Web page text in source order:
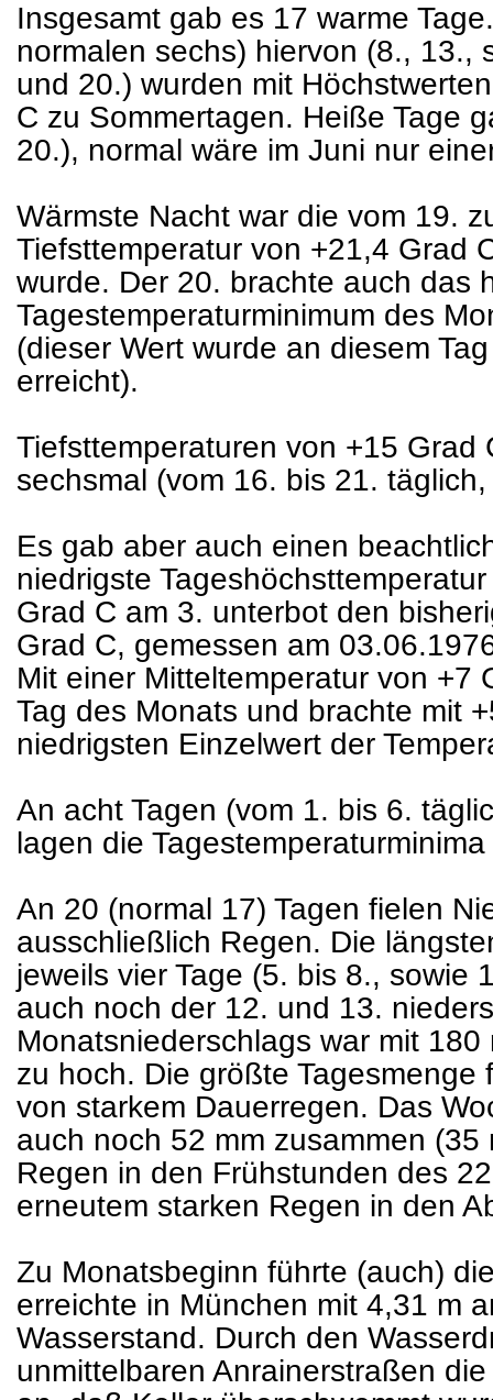
Insgesamt gab es 17 warme
normalen sechs) hiervon (8., 13.,
und 20.) wurden mit
C zu Sommertagen. Heiße Tage
20.), normal wäre im Juni nur
Wärmste Nacht war die vom 19.
Tiefsttemperatur von +21,4 Grad
wurde. Der 20. brachte auch das
Tagestemperaturminimum des
(dieser Wert wurde an diesem
erreicht).
Tiefsttemperaturen von +15 Grad
sechsmal (vom 16. bis 21.
Es gab aber auch einen
niedrigste
Grad C am 3. unterbot den
Grad C, gemessen am
Mit einer Mitteltemperatur von +7
Tag des Monats und brachte mit
niedrigsten Einzelwert der
An acht Tagen (vom 1. bis 6.
lagen die
An 20 (normal 17) Tagen fielen
ausschließlich Regen. Die
jeweils vier Tage (5. bis 8., sowie
auch noch der 12. und 13.
Monatsniederschlags war mit
zu hoch. Die größte Tagesmenge
von starkem Dauerregen. Das
auch noch 52 mm zusammen
Regen in den Frühstunden des
erneutem starken Regen in den
Zu Monatsbeginn führte (auch)
erreichte in München mit 4,31 m
Wasserstand. Durch den
unmittelbaren Anrainerstraßen